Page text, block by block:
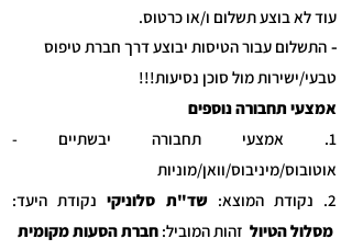
עוד לא בוצע תשלום ו/או כרטוס.
- התשלום עבור הטיסות יבוצע דרך חברת טיפוס
טבעי/ישירות מול סוכן נסיעות!!!
אמצעי תחבורה נוספים
1. אמצעי תחבורה יבשתיים -
אוטובוס/מיניבוס/וואן/מוניות
2. נקודת המוצא:
שד"ת סלוניקינקודת היעד:
מסלול הטיול זהות המוביל: חברת הסעות מקומית